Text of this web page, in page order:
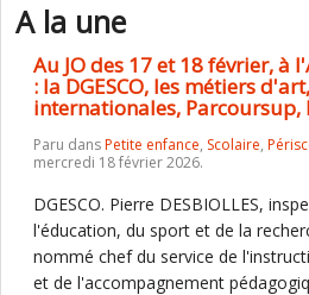
A la une
Au JO des 17 et 18 février, à
: la DGESCO, les métiers
internationales,
Paru dansPetite enfance, Scolaire,
mercredi 18 février 2026.
DGESCO. Pierre DESBIOLLES,
l'éducation, du sport et de la
nommé chef du service de
et de l'accompagnement